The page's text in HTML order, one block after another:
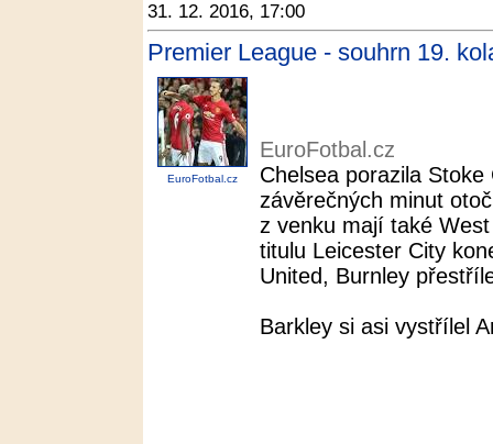
31. 12. 2016, 17:00
Premier League - souhrn 19.
EuroFotbal.cz
EuroFotbal.cz
Chelsea porazila
závěrečných minut
z venku mají také
titulu Leicester City
United, Burnley
Barkley si asi vystřílel